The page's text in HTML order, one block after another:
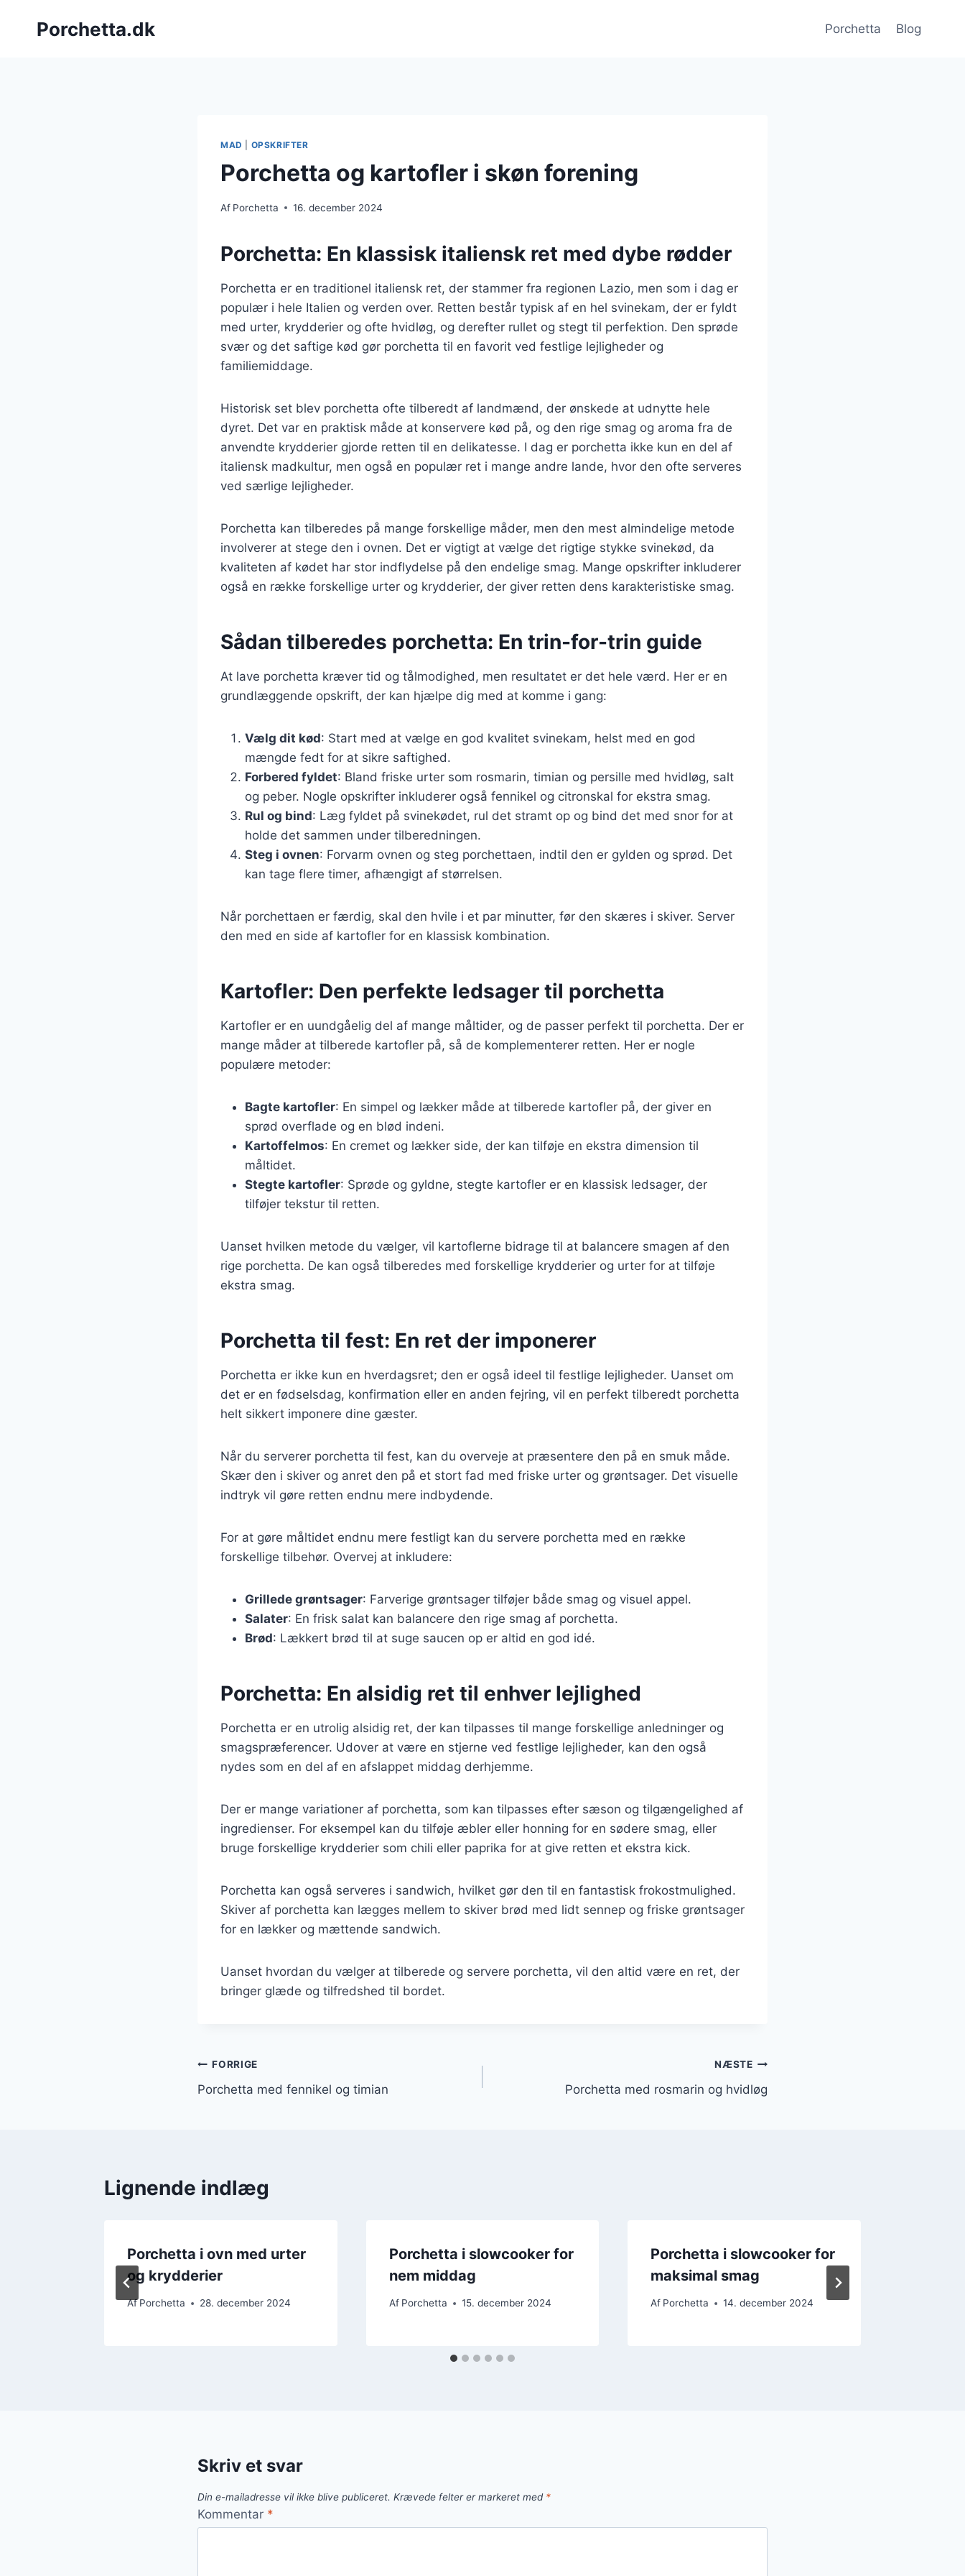
Porchetta.dk Porchetta Blog
MAD OPSKRIFTER
Porchetta og kartofler i skøn forening
Af Porchetta 16. december 2024
Porchetta: En klassisk italiensk ret med dybe rødder
Porchetta er en traditionel italiensk ret, der stammer fra regionen Lazio, men som i dag er
populær i hele Italien og verden over. Retten består typisk af en hel svinekam, der er fyldt
med urter, krydderier og ofte hvidløg, og derefter rullet og stegt til perfektion. Den sprøde
svær og det saftige kød gør porchetta til en favorit ved festlige lejligheder og
familiemiddage.
Historisk set blev porchetta ofte tilberedt af landmænd, der ønskede at udnytte hele
dyret. Det var en praktisk måde at konservere kød på, og den rige smag og aroma fra de
anvendte krydderier gjorde retten til en delikatesse. I dag er porchetta ikke kun en del af
italiensk madkultur, men også en populær ret i mange andre lande, hvor den ofte serveres
ved særlige lejligheder.
Porchetta kan tilberedes på mange forskellige måder, men den mest almindelige metode
involverer at stege den i ovnen. Det er vigtigt at vælge det rigtige stykke svinekød, da
kvaliteten af kødet har stor indflydelse på den endelige smag. Mange opskrifter inkluderer
også en række forskellige urter og krydderier, der giver retten dens karakteristiske smag.
Sådan tilberedes porchetta: En trin-for-trin guide
At lave porchetta kræver tid og tålmodighed, men resultatet er det hele værd. Her er en
grundlæggende opskrift, der kan hjælpe dig med at komme i gang:
Vælg dit kød: Start med at vælge en god kvalitet svinekam, helst med en god
mængde fedt for at sikre saftighed.
Forbered fyldet: Bland friske urter som rosmarin, timian og persille med hvidløg, salt
og peber. Nogle opskrifter inkluderer også fennikel og citronskal for ekstra smag.
Rul og bind: Læg fyldet på svinekødet, rul det stramt op og bind det med snor for at
holde det sammen under tilberedningen.
Steg i ovnen: Forvarm ovnen og steg porchettaen, indtil den er gylden og sprød. Det
kan tage flere timer, afhængigt af størrelsen.
Når porchettaen er færdig, skal den hvile i et par minutter, før den skæres i skiver. Server
den med en side af kartofler for en klassisk kombination.
Kartofler: Den perfekte ledsager til porchetta
Kartofler er en uundgåelig del af mange måltider, og de passer perfekt til porchetta. Der er
mange måder at tilberede kartofler på, så de komplementerer retten. Her er nogle
populære metoder:
Bagte kartofler: En simpel og lækker måde at tilberede kartofler på, der giver en
sprød overflade og en blød indeni.
Kartoffelmos: En cremet og lækker side, der kan tilføje en ekstra dimension til
måltidet.
Stegte kartofler: Sprøde og gyldne, stegte kartofler er en klassisk ledsager, der
tilføjer tekstur til retten.
Uanset hvilken metode du vælger, vil kartoflerne bidrage til at balancere smagen af den
rige porchetta. De kan også tilberedes med forskellige krydderier og urter for at tilføje
ekstra smag.
Porchetta til fest: En ret der imponerer
Porchetta er ikke kun en hverdagsret; den er også ideel til festlige lejligheder. Uanset om
det er en fødselsdag, konfirmation eller en anden fejring, vil en perfekt tilberedt porchetta
helt sikkert imponere dine gæster.
Når du serverer porchetta til fest, kan du overveje at præsentere den på en smuk måde.
Skær den i skiver og anret den på et stort fad med friske urter og grøntsager. Det visuelle
indtryk vil gøre retten endnu mere indbydende.
For at gøre måltidet endnu mere festligt kan du servere porchetta med en række
forskellige tilbehør. Overvej at inkludere:
Grillede grøntsager: Farverige grøntsager tilføjer både smag og visuel appel.
Salater: En frisk salat kan balancere den rige smag af porchetta.
Brød: Lækkert brød til at suge saucen op er altid en god idé.
Porchetta: En alsidig ret til enhver lejlighed
Porchetta er en utrolig alsidig ret, der kan tilpasses til mange forskellige anledninger og
smagspræferencer. Udover at være en stjerne ved festlige lejligheder, kan den også
nydes som en del af en afslappet middag derhjemme.
Der er mange variationer af porchetta, som kan tilpasses efter sæson og tilgængelighed af
ingredienser. For eksempel kan du tilføje æbler eller honning for en sødere smag, eller
bruge forskellige krydderier som chili eller paprika for at give retten et ekstra kick.
Porchetta kan også serveres i sandwich, hvilket gør den til en fantastisk frokostmulighed.
Skiver af porchetta kan lægges mellem to skiver brød med lidt sennep og friske grøntsager
for en lækker og mættende sandwich.
Uanset hvordan du vælger at tilberede og servere porchetta, vil den altid være en ret, der
bringer glæde og tilfredshed til bordet.
Indlægsnavigation
FORRIGE
Porchetta med fennikel og timian
NÆSTE
Porchetta med rosmarin og hvidløg
Lignende indlæg
Porchetta i ovn med urter
og krydderier
Af Porchetta 28. december 2024
Porchetta i slowcooker for
nem middag
Af Porchetta 15. december 2024
Porchetta i slowcooker for
maksimal smag
Af Porchetta 14. december 2024
Skriv et svar
Din e-mailadresse vil ikke blive publiceret. Krævede felter er markeret med *
Kommentar *